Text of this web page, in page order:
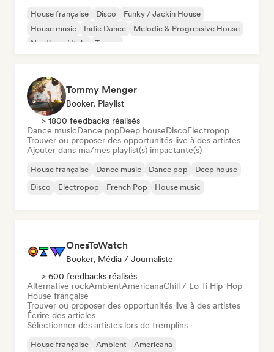
House française Disco
Funky / Jackin House
House music
Indie Dance
Melodic & Progressive House
Nu-disco / Italo
Trance
Tommy Menger
Booker, Playlist
> 1800 feedbacks réalisés
Dance musicDance popDeep houseDiscoElectropop
Trouver ou proposer des opportunités live à des artistes
Ajouter dans ma/mes playlist(s) impactante(s)
House française Dance music Dance pop
Deep house
Disco
Electropop French Pop House music
OnesToWatch
Booker, Média / Journaliste
> 600 feedbacks réalisés
Alternative rockAmbientAmericanaChill / Lo-fi Hip-Hop
House française
Trouver ou proposer des opportunités live à des artistes
Écrire des articles
Sélectionner des artistes lors de tremplins
House française Ambient Americana